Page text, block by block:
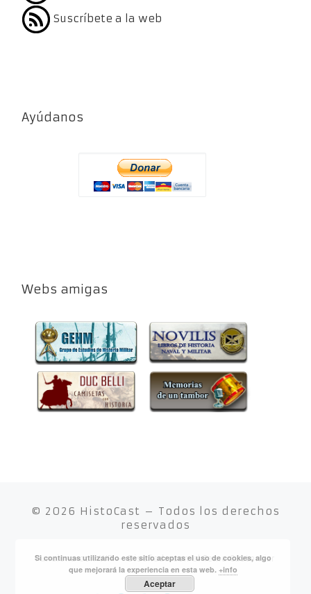
Suscríbete a la web
Ayúdanos
Webs amigas
© 2026 HistoCast – Todos los derechos
reservados
Funciona conWP– Diseñado con elTema Customizr
Si continuas utilizando este sitio aceptas el uso de cookies, algo
que mejorará la experiencia en esta web. +info
Aceptar